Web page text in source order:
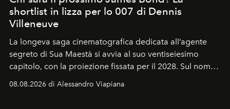
shortlist in lizza per lo 007 di Dennis
Villeneuve
La longeva saga cinematografica dedicata all’agente
segreto di Sua Maestà si avvia al suo ventiseiesimo
capitolo, con la proiezione fissata per il 2028. Sul nome
Craig, però, regna ancora il più assoluto riserbo.
08.08.2026 di Alessandro Viapiana